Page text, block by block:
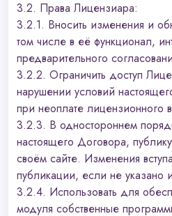
3.2. Права Лицензиара:
3.2.1. Вносить изменения и
том числе в её функционал,
предварительного
3.2.2. Ограничить доступ
нарушении условий
при неоплате лицензионного
3.2.3. В одностороннем
настоящего Договора,
своём сайте. Изменения
публикации, если не указано
3.2.4. Использовать для
модуля собственные